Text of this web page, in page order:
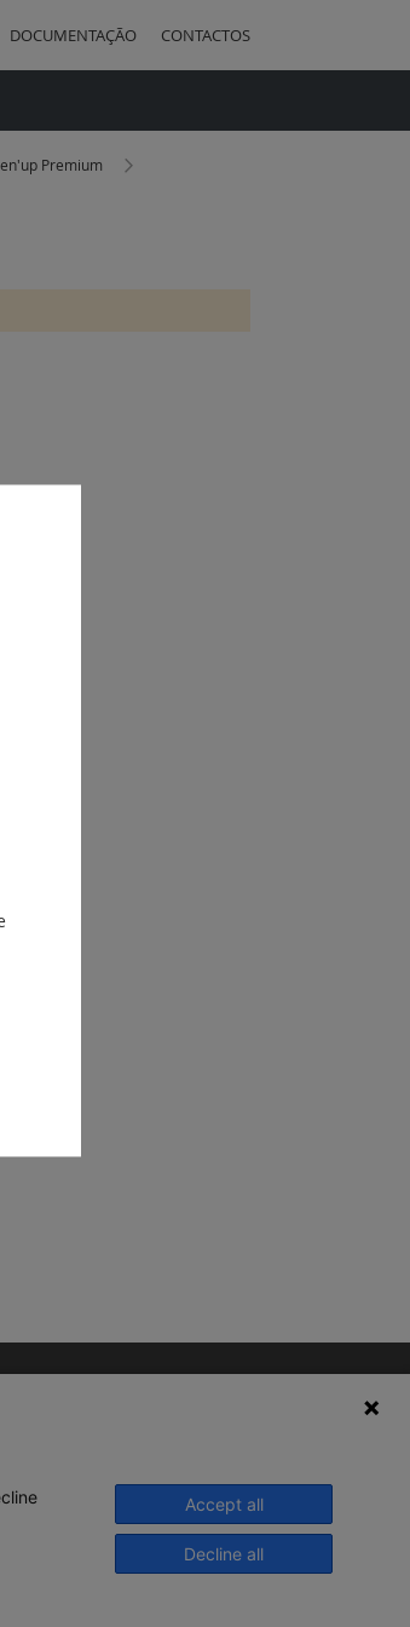
DOCUMENTAÇÃO CONTACTOS
Premium
© 2020 Legrand. Todos os direitos
Accept all
Decline all